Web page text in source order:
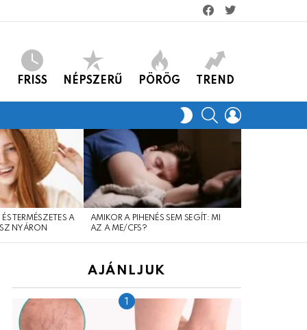
facebooktwitter
FRISS NÉPSZERŰ PÖRÖG TREND
SWITCH
SKIN
KERES
TERMÉSZETES A
NYÁRON
AMIKOR A PIHENÉS SEM SEGÍT: MI
AZ A ME/CFS?
AJÁNLJUK